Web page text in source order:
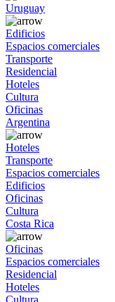
Uruguay
Edificios
Espacios comerciales
Transporte
Residencial
Hoteles
Cultura
Oficinas
Argentina
Hoteles
Transporte
Espacios comerciales
Edificios
Oficinas
Cultura
Costa Rica
Oficinas
Espacios comerciales
Residencial
Hoteles
Cultura